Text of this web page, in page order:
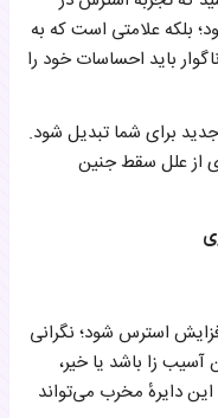
بلکه علامتی است که به
باید احساسات خود را
برای شما تبدیل شود.
از علل سقط جنین
استرس شود؛ نگرانی
زا باشد یا خیر،
دایرهٔ مخرب می‌تواند